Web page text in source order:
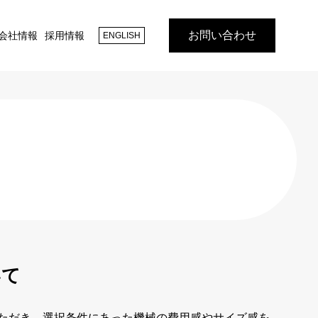
社情報 採用情報 ENGLISH お問い合わせ